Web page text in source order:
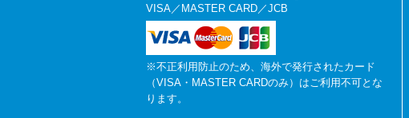
VISA／MASTER CARD／JCB
※不正利用防止のため、海外で発行されたカード
（VISA・MASTER CARDのみ）はご利用不可とな
ります。